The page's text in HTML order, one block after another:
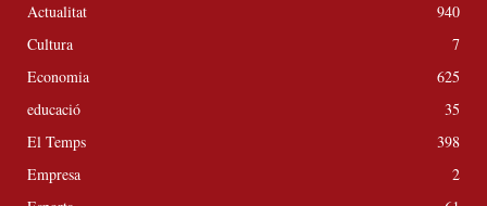
Actualitat
940
Cultura
7
Economia
625
educació
35
El Temps
398
Empresa
2